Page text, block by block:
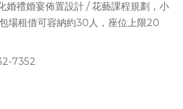
婚禮婚宴佈置設計 / 花藝課程規劃 ， 小
場租借可容納約30人 ，座位上限20
7352